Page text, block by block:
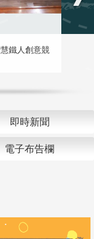
鐵人創意競
即時新聞
電子布告欄